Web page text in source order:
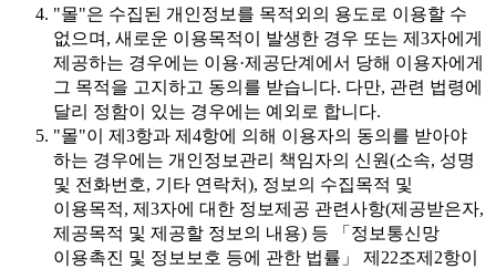
"몰"은 수집된 개인정보를 목적외의 용도로 이용할 수
없으며, 새로운 이용목적이 발생한 경우 또는 제3자에게
제공하는 경우에는 이용·제공단계에서 당해 이용자에게
그 목적을 고지하고 동의를 받습니다. 다만, 관련 법령에
달리 정함이 있는 경우에는 예외로 합니다.
"몰"이 제3항과 제4항에 의해 이용자의 동의를 받아야
하는 경우에는 개인정보관리 책임자의 신원(소속, 성명
및 전화번호, 기타 연락처), 정보의 수집목적 및
이용목적, 제3자에 대한 정보제공 관련사항(제공받은자,
제공목적 및 제공할 정보의 내용) 등 「정보통신망
이용촉진 및 정보보호 등에 관한 법률」 제22조제2항이